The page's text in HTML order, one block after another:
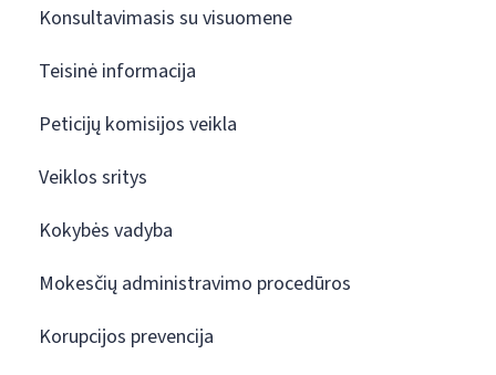
Konsultavimasis su visuomene
Teisinė informacija
Peticijų komisijos veikla
Veiklos sritys
Kokybės vadyba
Mokesčių administravimo procedūros
Korupcijos prevencija